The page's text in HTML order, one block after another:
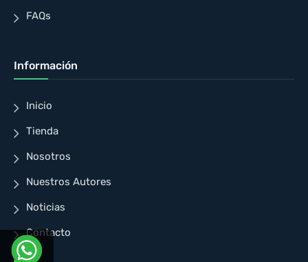
FAQs
Información
Inicio
Tienda
Nosotros
Nuestros Autores
Noticias
Contacto